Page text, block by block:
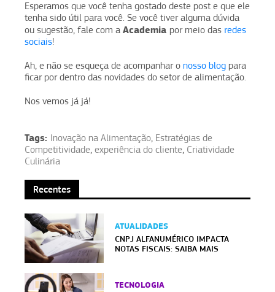
Esperamos que você tenha gostado deste post e que ele
tenha sido útil para você. Se você tiver alguma dúvida
ou sugestão, fale com a Academia por meio das redes
sociais!
Ah, e não se esqueça de acompanhar o nosso blog para
ficar por dentro das novidades do setor de alimentação.
Nos vemos já já!
Tags: Inovação na Alimentação, Estratégias de
Competitividade, experiência do cliente, Criatividade
Culinária
Recentes
ATUALIDADES
CNPJ ALFANUMÉRICO IMPACTA
NOTAS FISCAIS: SAIBA MAIS
TECNOLOGIA